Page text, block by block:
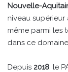
Nouvelle-
niveau
même parmi les
dans ce
Depuis 2018, le